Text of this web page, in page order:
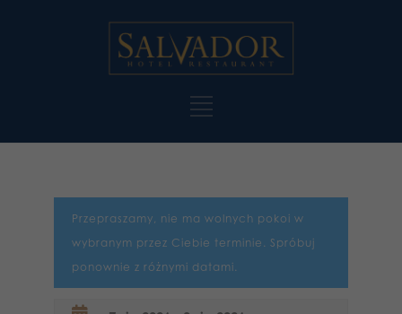
Przepraszamy, nie ma wolnych pokoi w
wybranym przez Ciebie terminie. Spróbuj
ponownie z różnymi datami.